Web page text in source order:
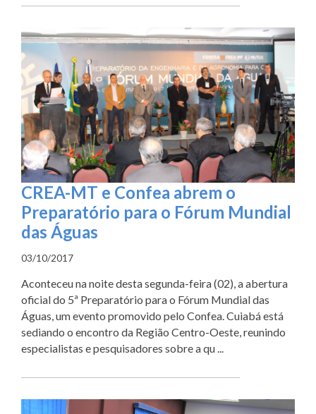
CREA-MT e Confea abrem o
Preparatório para o Fórum Mundial
das Águas
03/10/2017
Aconteceu na noite desta segunda-feira (02), a abertura
oficial do 5ª Preparatório para o Fórum Mundial das
Águas, um evento promovido pelo Confea. Cuiabá está
sediando o encontro da Região Centro-Oeste, reunindo
especialistas e pesquisadores sobre a qu ...